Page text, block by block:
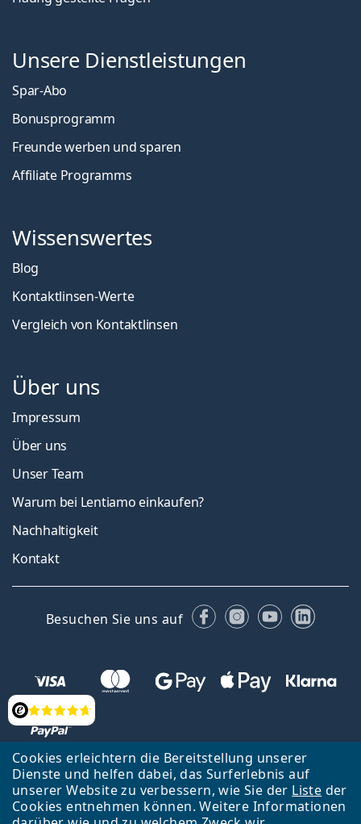
Cookies erleichtern die Bereitstellung unserer
Dienste und helfen dabei, das Surferlebnis auf
unserer Website zu verbessern, wie Sie der Liste der
Cookies entnehmen können. Weitere Informationen
Bewertung
Unsere Dienstleistungen
Spar-Abo
Bonusprogramm
Freunde werben und sparen
Affiliate Programms
Wissenswertes
Blog
Kontaktlinsen-Werte
Vergleich von Kontaktlinsen
Über uns
Impressum
Über uns
Unser Team
Warum bei Lentiamo einkaufen?
Nachhaltigkeit
Kontakt
Besuchen Sie uns auf FacebookInstagram
YouTube
Zurück zur Hauptseite Nach oben
Français
Lentiamo s.r.o., Tschechien ist Eigentümer und Betreiber des Online-